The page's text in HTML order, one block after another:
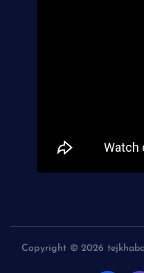
Copyright © 2026